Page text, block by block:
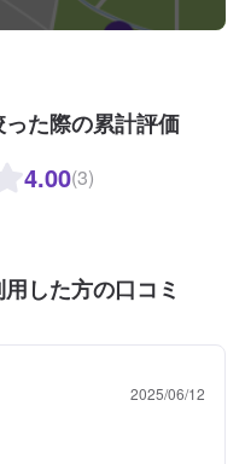
た際の累計評価
4.00(3)
した方の口コミ
2025/06/12